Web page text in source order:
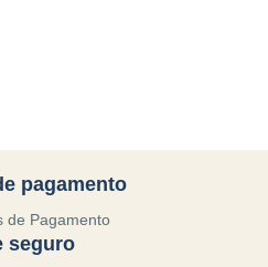
pagamento
seguro